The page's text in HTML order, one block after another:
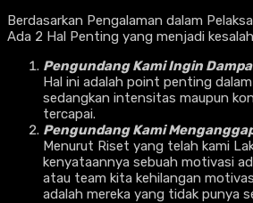
Berdasarkan Pengalaman dalam
Ada 2 Hal Penting yang menjadi
Pengundang Kami Ingin
Hal ini adalah point penting
sedangkan intensitas maupun
tercapai.
Pengundang Kami
Menurut Riset yang telah kami
kenyataannya sebuah motivasi
atau team kita kehilangan
adalah mereka yang tidak punya